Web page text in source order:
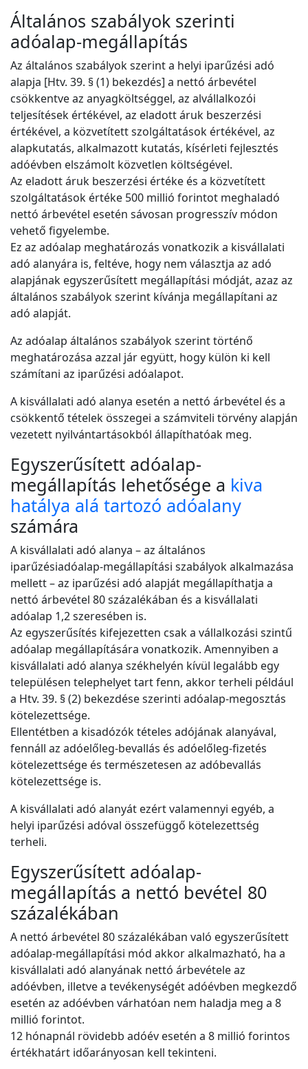
Általános szabályok szerinti
adóalap-megállapítás
Az általános szabályok szerint a helyi iparűzési adó
alapja [Htv. 39. § (1) bekezdés] a nettó árbevétel
csökkentve az anyagköltséggel, az alvállalkozói
teljesítések értékével, az eladott áruk beszerzési
értékével, a közvetített szolgáltatások értékével, az
alapkutatás, alkalmazott kutatás, kísérleti fejlesztés
adóévben elszámolt közvetlen költségével.
Az eladott áruk beszerzési értéke és a közvetített
szolgáltatások értéke 500 millió forintot meghaladó
nettó árbevétel esetén sávosan progresszív módon
vehető figyelembe.
Ez az adóalap meghatározás vonatkozik a kisvállalati
adó alanyára is, feltéve, hogy nem választja az adó
alapjának egyszerűsített megállapítási módját, azaz az
általános szabályok szerint kívánja megállapítani az
adó alapját.
Az adóalap általános szabályok szerint történő
meghatározása azzal jár együtt, hogy külön ki kell
számítani az iparűzési adóalapot.
A kisvállalati adó alanya esetén a nettó árbevétel és a
csökkentő tételek összegei a számviteli törvény alapján
vezetett nyilvántartásokból állapíthatóak meg.
Egyszerűsített adóalap-
megállapítás lehetősége a kiva
hatálya alá tartozó adóalany
számára
A kisvállalati adó alanya – az általános
iparűzésiadóalap-megállapítási szabályok alkalmazása
mellett – az iparűzési adó alapját megállapíthatja a
nettó árbevétel 80 százalékában és a kisvállalati
adóalap 1,2 szeresében is.
Az egyszerűsítés kifejezetten csak a vállalkozási szintű
adóalap megállapítására vonatkozik. Amennyiben a
kisvállalati adó alanya székhelyén kívül legalább egy
településen telephelyet tart fenn, akkor terheli például
a Htv. 39. § (2) bekezdése szerinti adóalap-megosztás
kötelezettsége.
Ellentétben a kisadózók tételes adójának alanyával,
fennáll az adóelőleg-bevallás és adóelőleg-fizetés
kötelezettsége és természetesen az adóbevallás
kötelezettsége is.
A kisvállalati adó alanyát ezért valamennyi egyéb, a
helyi iparűzési adóval összefüggő kötelezettség
terheli.
Egyszerűsített adóalap-
megállapítás a nettó bevétel 80
százalékában
A nettó árbevétel 80 százalékában való egyszerűsített
adóalap-megállapítási mód akkor alkalmazható, ha a
kisvállalati adó alanyának nettó árbevétele az
adóévben, illetve a tevékenységét adóévben megkezdő
esetén az adóévben várhatóan nem haladja meg a 8
millió forintot.
12 hónapnál rövidebb adóév esetén a 8 millió forintos
értékhatárt időarányosan kell tekinteni.